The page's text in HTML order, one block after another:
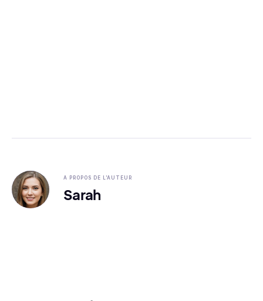
A PROPOS DE L'AUTEUR
Sarah